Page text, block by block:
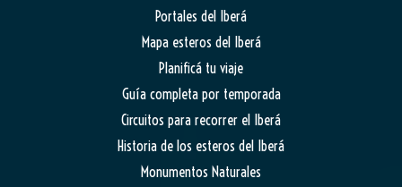
Portales del Iberá
Mapa esteros del Iberá
Planificá tu viaje
Guía completa por temporada
Circuitos para recorrer el Iberá
Historia de los esteros del Iberá
Monumentos Naturales